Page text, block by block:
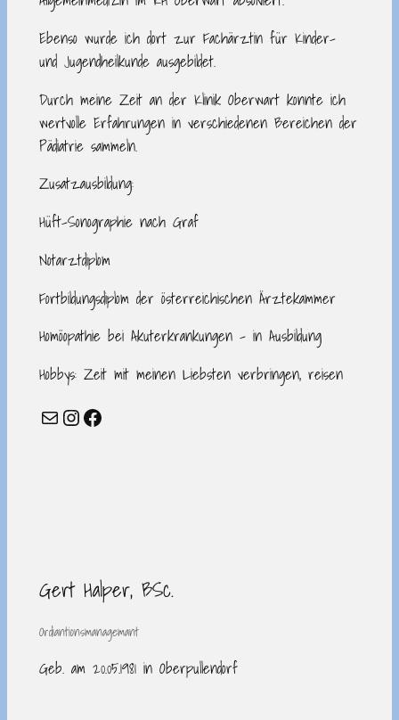
Ebenso wurde ich dort zur Fachärztin für Kinder-
und Jugendheilkunde ausgebildet.
Durch meine Zeit an der Klinik Oberwart konnte ich
wertvolle Erfahrungen in verschiedenen Bereichen der
Pädiatrie sammeln.
Zusatzausbildung:
Hüft-Sonographie nach Graf
Notarztdiplom
Fortbildungsdiplom der österreichischen Ärztekammer
Homöopathie bei Akuterkrankungen – in Ausbildung
Hobbys: Zeit mit meinen Liebsten verbringen, reisen
Instagram Facebook
Gert Halper, BSc.
Ordiantionsmanagemant
Geb. am 20.05.1981 in Oberpullendorf